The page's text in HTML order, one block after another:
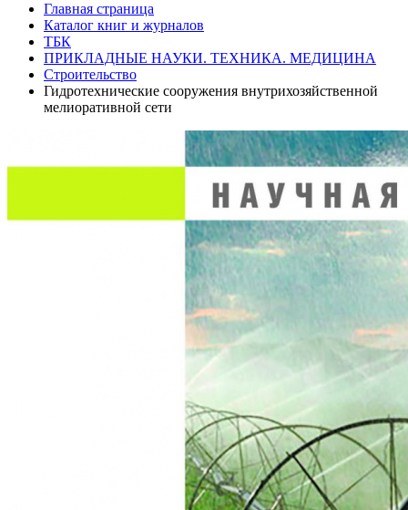
Главная страница
Каталог книг и журналов
ТБК
ПРИКЛАДНЫЕ НАУКИ. ТЕХНИКА. МЕДИЦИНА
Строительство
Гидротехнические сооружения внутрихозяйственной
мелиоративной сети